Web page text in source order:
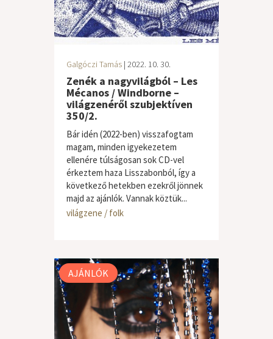
Galgóczi Tamás | 2022. 10. 30.
Zenék a nagyvilágból – Les
Mécanos / Windborne –
világzenéről szubjektíven
350/2.
Bár idén (2022-ben) visszafogtam
magam, minden igyekezetem
ellenére túlságosan sok CD-vel
érkeztem haza Lisszabonból, így a
következő hetekben ezekről jönnek
majd az ajánlók. Vannak köztük...
világzene / folk
AJÁNLÓK